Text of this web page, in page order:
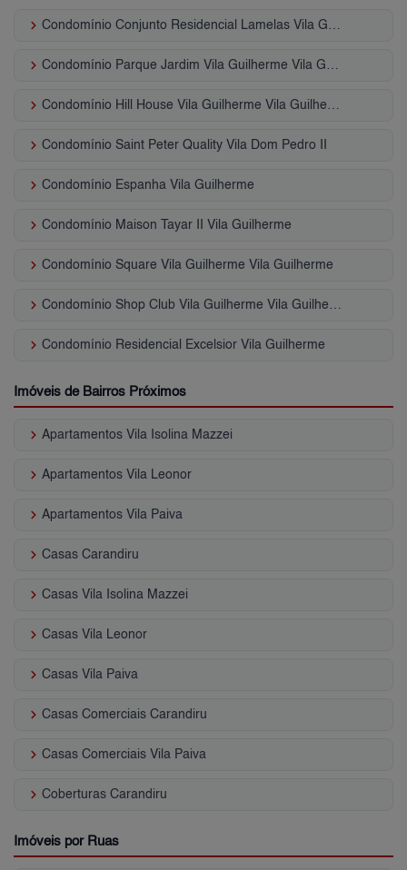
keyboard_arrow_right Condomínio Conjunto Residencial Lamelas Vila Guilherme
keyboard_arrow_right Condomínio Parque Jardim Vila Guilherme Vila Guilherme
keyboard_arrow_right Condomínio Hill House Vila Guilherme Vila Guilherme
keyboard_arrow_right Condomínio Saint Peter Quality Vila Dom Pedro II
keyboard_arrow_right Condomínio Espanha Vila Guilherme
keyboard_arrow_right Condomínio Maison Tayar II Vila Guilherme
keyboard_arrow_right Condomínio Square Vila Guilherme Vila Guilherme
keyboard_arrow_right Condomínio Shop Club Vila Guilherme Vila Guilherme
keyboard_arrow_right Condomínio Residencial Excelsior Vila Guilherme
Imóveis de Bairros Próximos
keyboard_arrow_right Apartamentos Vila Isolina Mazzei
keyboard_arrow_right Apartamentos Vila Leonor
keyboard_arrow_right Apartamentos Vila Paiva
keyboard_arrow_right Casas Carandiru
keyboard_arrow_right Casas Vila Isolina Mazzei
keyboard_arrow_right Casas Vila Leonor
keyboard_arrow_right Casas Vila Paiva
keyboard_arrow_right Casas Comerciais Carandiru
keyboard_arrow_right Casas Comerciais Vila Paiva
keyboard_arrow_right Coberturas Carandiru
Imóveis por Ruas